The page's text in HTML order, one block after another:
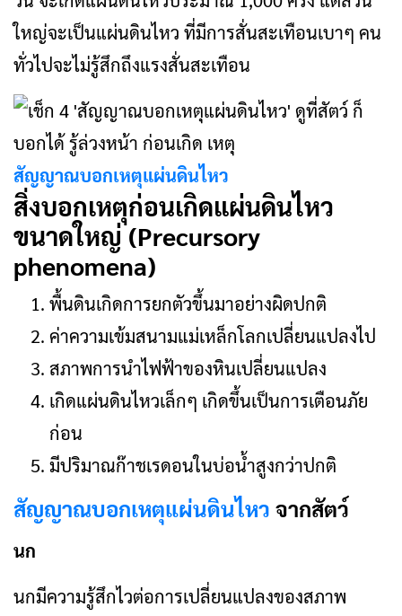
ใหญ่จะเป็นแผ่นดินไหว ที่มีการสั่นสะเทือนเบาๆ คน
ทั่วไปจะไม่รู้สึกถึงแรงสั่นสะเทือน
สัญญาณบอกเหตุแผ่นดินไหว
สิ่งบอกเหตุก่อนเกิดแผ่นดินไหว
ขนาดใหญ่ (Precursory
phenomena)
พื้นดินเกิดการยกตัวขึ้นมาอย่างผิดปกติ
ค่าความเข้มสนามแม่เหล็กโลกเปลี่ยนแปลงไป
สภาพการนำไฟฟ้าของหินเปลี่ยนแปลง
เกิดแผ่นดินไหวเล็กๆ เกิดขึ้นเป็นการเตือนภัย
ก่อน
มีปริมาณก๊าชเรดอนในบ่อน้ำสูงกว่าปกติ
สัญญาณบอกเหตุแผ่นดินไหว จากสัตว์
นก
นกมีความรู้สึกไวต่อการเปลี่ยนแปลงของสภาพ